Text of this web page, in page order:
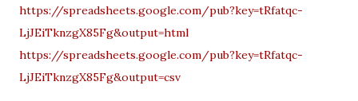
https://spreadsheets.google.com/pub?key=tRfatqc-
LjJEiTknzgX85Fg&output=html
https://spreadsheets.google.com/pub?key=tRfatqc-
LjJEiTknzgX85Fg&output=csv